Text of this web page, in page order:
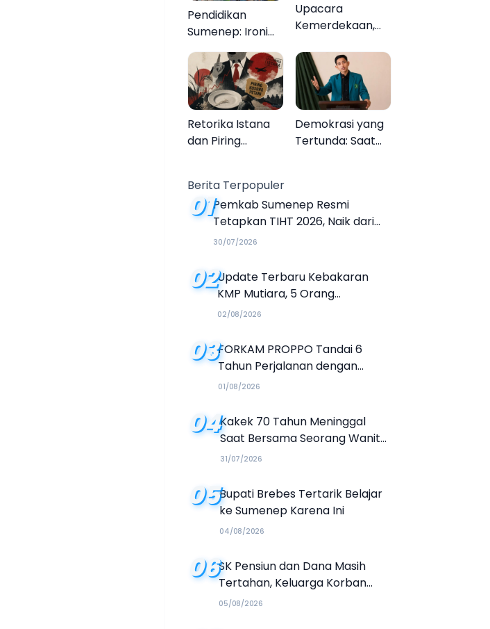
Pendidikan
Sumenep: Ironi
13.095 Anak Tidak
Sekolah
Menyaksikan
Semarak Festival
Kalender Event
2026
Upacara
Kemerdekaan,
Melupakan
Retorika Istana
dan Piring
Demokrasi yang
Tertunda: Saat
Berita Terpopuler
01Pemkab Sumenep Resmi
Tetapkan TIHT 2026, Naik dari
Tahun Sebelumnya
30/07/2026
02Update Terbaru Kebakaran
KMP Mutiara, 5 Orang
Dinyatakan Tewas
02/08/2026
03FORKAM PROPPO Tandai 6
Tahun Perjalanan dengan
Peluncuran Mars, Hymne, dan
01/08/2026
04Kakek 70 Tahun Meninggal
Saat Bersama Seorang Wanita
di Hotel Parangtritis
31/07/2026
05Bupati Brebes Tertarik Belajar
ke Sumenep Karena Ini
04/08/2026
06SK Pensiun dan Dana Masih
Tertahan, Keluarga Korban
Tagih Janji BRI Sumenep
05/08/2026